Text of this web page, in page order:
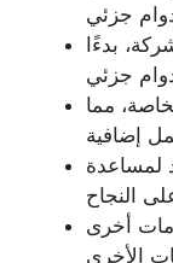
بدءًا
مما
لمساعدة
أخرى